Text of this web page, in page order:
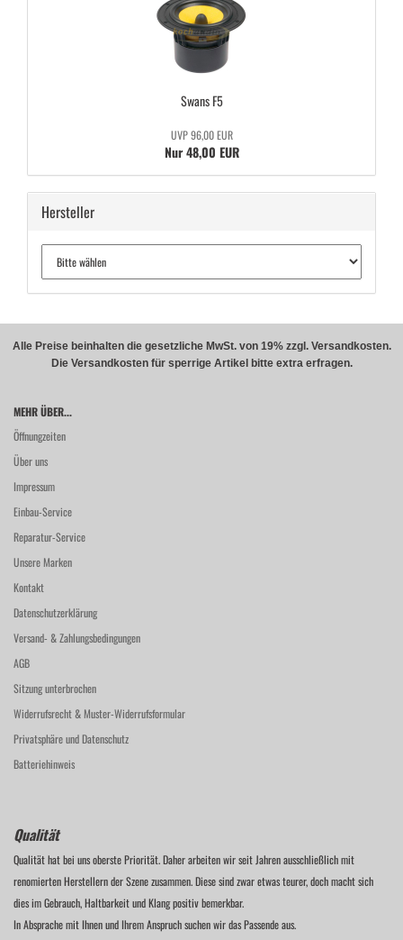
Swans F5
UVP 96,00 EUR
Nur 48,00 EUR
Hersteller
Alle Preise beinhalten die gesetzliche MwSt. von 19% zzgl. Versandkosten.
Die Versandkosten für sperrige Artikel bitte extra erfragen.
MEHR ÜBER...
Öffnungzeiten
Über uns
Impressum
Einbau-Service
Reparatur-Service
Unsere Marken
Kontakt
Datenschutzerklärung
Versand- & Zahlungsbedingungen
AGB
Sitzung unterbrochen
Widerrufsrecht & Muster-Widerrufsformular
Privatsphäre und Datenschutz
Batteriehinweis
Qualität
Qualität hat bei uns oberste Priorität. Daher arbeiten wir seit Jahren ausschließlich mit
renomierten Herstellern der Szene zusammen. Diese sind zwar etwas teurer, doch macht sich
dies im Gebrauch, Haltbarkeit und Klang positiv bemerkbar.
In Absprache mit Ihnen und Ihrem Anspruch suchen wir das Passende aus.